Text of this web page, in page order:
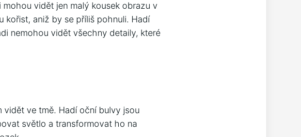
vidět jen malý kousek obrazu v
kořist, aniž by se příliš pohnuli. Hadí
nemohou vidět všechny detaily, které
vidět ve tmě. Hadí oční bulvy jsou
světlo a transformovat ho na